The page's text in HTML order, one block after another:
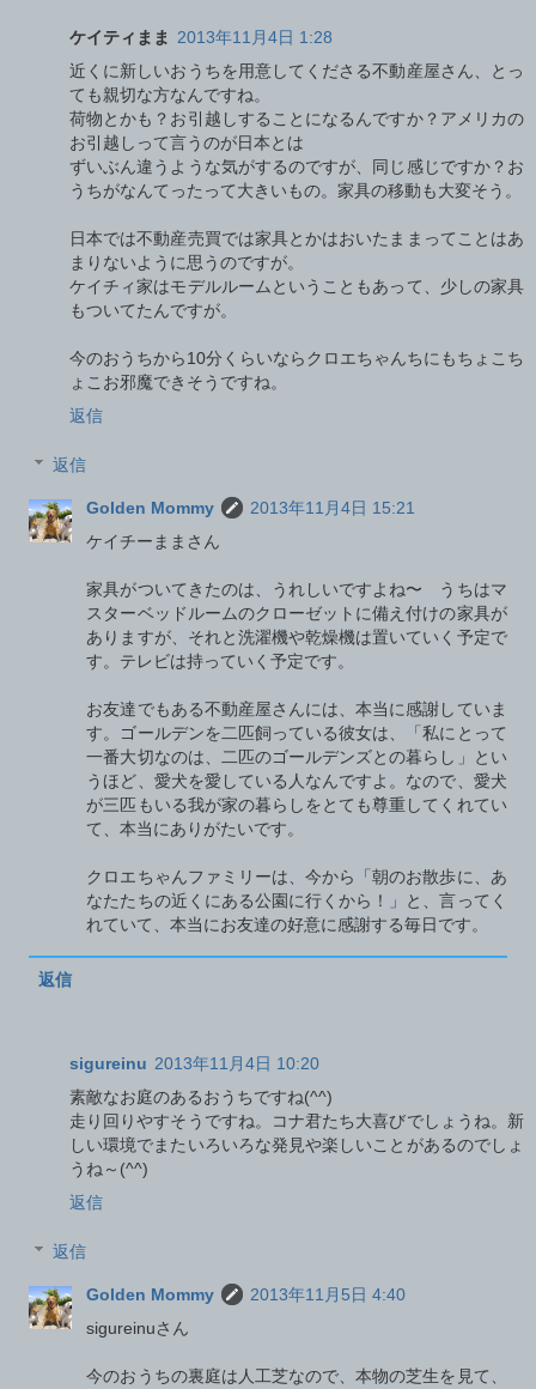
ケイティまま
2013年11月4日 1:28
近くに新しいおうちを用意してくださる不動産屋さん、とっ
ても親切な方なんですね。
荷物とかも？お引越しすることになるんですか？アメリカの
お引越しって言うのが日本とは
ずいぶん違うような気がするのですが、同じ感じですか？お
うちがなんてったって大きいもの。家具の移動も大変そう。
日本では不動産売買では家具とかはおいたままってことはあ
まりないように思うのですが。
ケイチィ家はモデルルームということもあって、少しの家具
もついてたんですが。
今のおうちから10分くらいならクロエちゃんちにもちょこち
ょこお邪魔できそうですね。
返信
返信
Golden Mommy
2013年11月4日 15:21
ケイチーままさん
家具がついてきたのは、うれしいですよね〜 うちはマ
スターベッドルームのクローゼットに備え付けの家具が
ありますが、それと洗濯機や乾燥機は置いていく予定で
す。テレビは持っていく予定です。
お友達でもある不動産屋さんには、本当に感謝していま
す。ゴールデンを二匹飼っている彼女は、「私にとって
一番大切なのは、二匹のゴールデンズとの暮らし」とい
うほど、愛犬を愛している人なんですよ。なので、愛犬
が三匹もいる我が家の暮らしをとても尊重してくれてい
て、本当にありがたいです。
クロエちゃんファミリーは、今から「朝のお散歩に、あ
なたたちの近くにある公園に行くから！」と、言ってく
れていて、本当にお友達の好意に感謝する毎日です。
返信
sigureinu 2013年11月4日 10:20
素敵なお庭のあるおうちですね(^^)
走り回りやすそうですね。コナ君たち大喜びでしょうね。新
しい環境でまたいろいろな発見や楽しいことがあるのでしょ
うね～(^^)
返信
返信
Golden Mommy
2013年11月5日 4:40
sigureinuさん
今のおうちの裏庭は人工芝なので、本物の芝生を見て、